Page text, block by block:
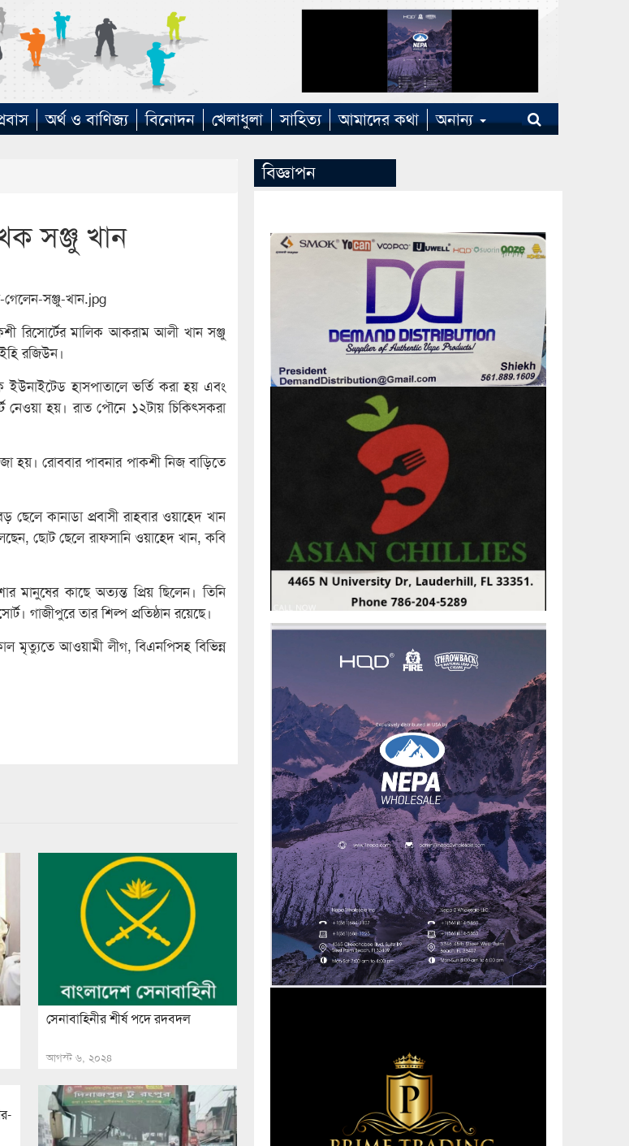
অর্থ ও বাণিজ্য বিনোদন খেলাধুলা সাহিত্য আমাদের কথা অনান্য
সঞ্জু খান
রিসোর্টের মালিক আকরাম আলী খান সঞ্জু
রজিউন।
ইউনাইটেড হাসপাতালে ভর্তি করা হয় এবং
হয়। রাত পৌনে ১২টায় চিকিৎসকরা
হয়। রোববার পাবনার পাকশী নিজ বাড়িতে
ছেলে কানাডা প্রবাসী রাহবার ওয়াহেদ খান
ছোট ছেলে রাফসানি ওয়াহেদ খান, কবি
মানুষের কাছে অত্যন্ত প্রিয় ছিলেন। তিনি
গাজীপুরে তার শিল্প প্রতিষ্ঠান রয়েছে।
মৃত্যুতে আওয়ামী লীগ, বিএনপিসহ বিভিন্ন
সেনাবাহিনীর শীর্ষ পদে রদবদল
আগস্ট ৬, ২০২৪
বিজ্ঞাপন